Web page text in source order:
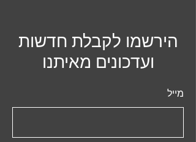
הירשמו לקבלת חדשות
ועדכונים מאיתנו
מייל